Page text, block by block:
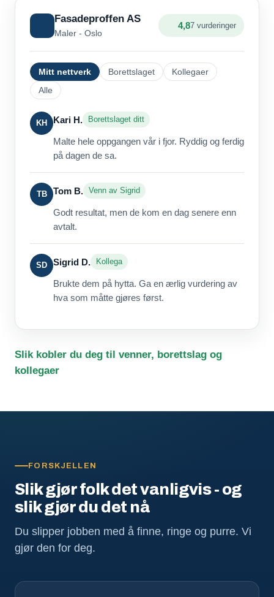
Fasadeproffen AS
Maler - Oslo
4,87 vurderinger
Mitt nettverk Borettslaget
Kollegaer
Alle
KH Kari H. Borettslaget ditt
Malte hele oppgangen vår i fjor. Ryddig og ferdig
på dagen de sa.
TB Tom B. Venn av Sigrid
Godt resultat, men de kom en dag senere enn
avtalt.
SD Sigrid D. Kollega
Brukte dem på hytta. Ga en ærlig vurdering av
hva som måtte gjøres først.
Slik kobler du deg til venner, borettslag og
kollegaer
FORSKJELLEN
Slik gjør folk det vanligvis - og
slik gjør du det nå
Du slipper jobben med å finne, ringe og purre. Vi
gjør den for deg.